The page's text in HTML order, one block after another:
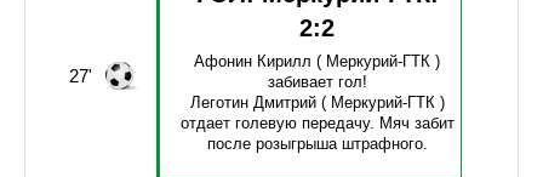
27'
2:2
Афонин Кирилл ( Меркурий-ГТК )
забивает гол!
Леготин Дмитрий( Меркурий-ГТК )
отдает голевую передачу. Мяч забит
после розыгрыша штрафного.